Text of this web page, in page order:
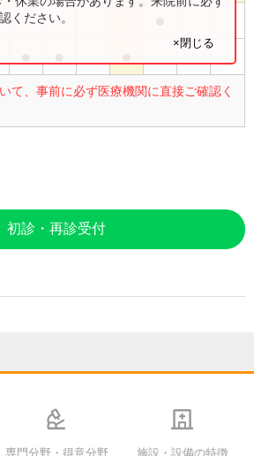
て、事前に必ず医療機関に直接ご確認く
ください。
×閉じる
初診・再診受付
専門分野・得意分野 施設・設備の特徴